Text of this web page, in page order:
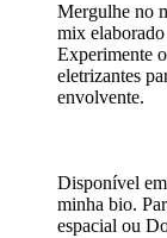
Mergulhe no
mix
Experimente
eletrizantes
envolvente.
Disponível
minha bio.
espacial ou